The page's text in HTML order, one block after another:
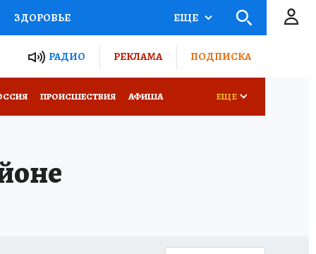
ЗДОРОВЬЕ
РОССИИ
ПОТРЕБИТЕЛЯ
ЕЩЕ
РАДИО РЕКЛАМА ПОДПИСКА
ПРОИСШЕСТВИЯ АФИША ЕЩЕ